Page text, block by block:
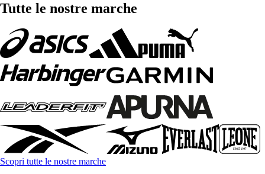
Tutte le nostre marche
Scopri tutte le nostre marche